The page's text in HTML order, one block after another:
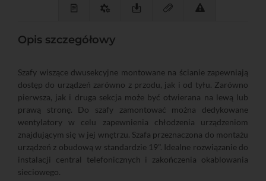
Opis szczegółowy
Szafy wiszące dwusekcyjne montowane na ścianie zapewniają
dostęp do urządzeń zarówno z przodu, jak i od tyłu. Zarówno
pierwsza, jak i druga sekcja może być otwierana na lewą lub
prawą stronę. Do szafy zamontować można dedykowane
wentylatory w celu zapewnienia chłodzenia urządzeniom
znajdującym się w jej wnętrzu. Szafa przeznaczona do montażu
urządzeń z obudową w standardzie 19". Idealne rozwiązanie do
instalacji central telefonicznych i zakończenia okablowania
sieciowego.